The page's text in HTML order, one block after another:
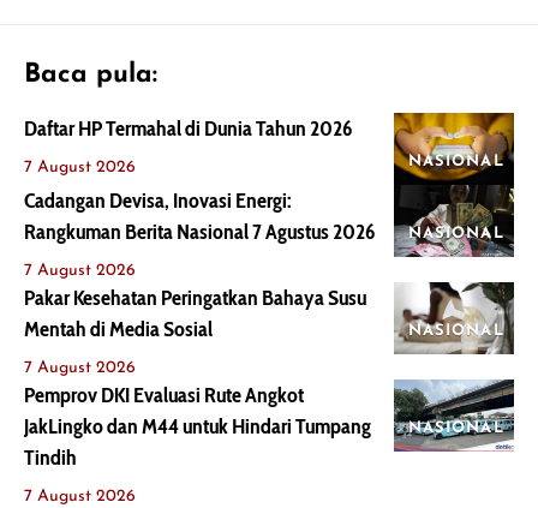
Baca pula:
NASIONAL
Daftar HP Termahal di Dunia Tahun 2026
7 August 2026
NASIONAL
Cadangan Devisa, Inovasi Energi:
Rangkuman Berita Nasional 7 Agustus 2026
7 August 2026
NASIONAL
Pakar Kesehatan Peringatkan Bahaya Susu
Mentah di Media Sosial
7 August 2026
NASIONAL
Pemprov DKI Evaluasi Rute Angkot
JakLingko dan M44 untuk Hindari Tumpang
Tindih
7 August 2026